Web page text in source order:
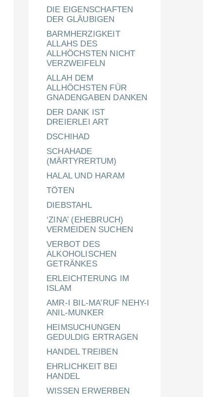
DIE EIGENSCHAFTEN
DER GLÄUBIGEN
BARMHERZIGKEIT
ALLAHS DES
ALLHÖCHSTEN NICHT
VERZWEIFELN
ALLAH DEM
ALLHÖCHSTEN FÜR
GNADENGABEN DANKEN
DER DANK IST
DREIERLEI ART
DSCHIHAD
SCHAHADE
(MÄRTYRERTUM)
HALAL UND HARAM
TÖTEN
DIEBSTAHL
‘ZINA’ (EHEBRUCH)
VERMEIDEN SUCHEN
VERBOT DES
ALKOHOLISCHEN
GETRÄNKES
ERLEICHTERUNG IM
ISLAM
AMR-I BIL-MA’RUF NEHY-I
ANIL-MUNKER
HEIMSUCHUNGEN
GEDULDIG ERTRAGEN
HANDEL TREIBEN
EHRLICHKEIT BEI
HANDEL
WISSEN ERWERBEN